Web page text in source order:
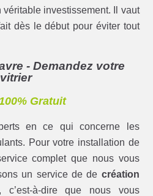
investissement. Il vaut
dès le début pour éviter tout
- Demandez votre
vitrier
Gratuit
en ce qui concerne les
Pour votre installation de
complet que nous vous
un service de de création
c’est-à-dire que nous vous